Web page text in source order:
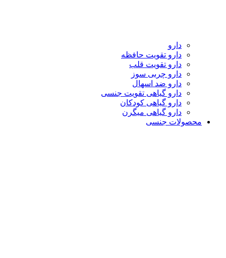
دارو
دارو تقویت حافظه
دارو تقویت قلب
دارو چربی سوز
دارو ضد اسهال
دارو گیاهی تقویت جنسی
دارو گیاهی کودکان
دارو گیاهی میگرن
محصولات جنسی